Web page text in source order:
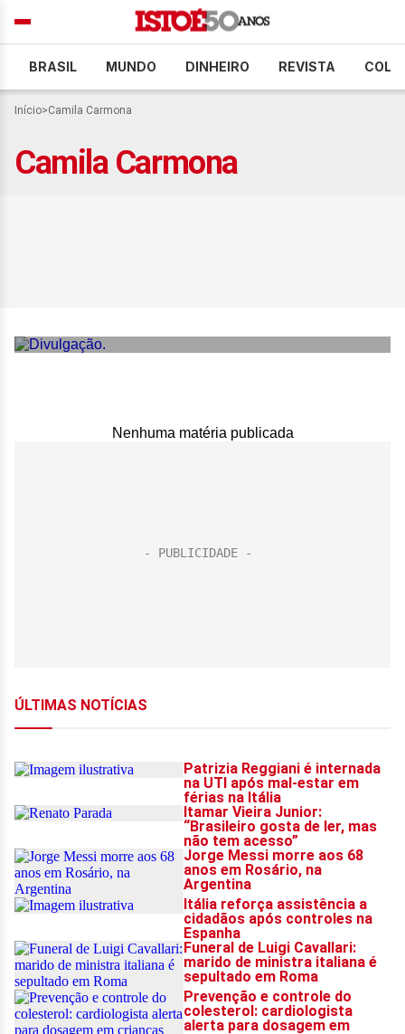
BRASIL MUNDO DINHEIRO REVISTA
Início>Camila Carmona
Camila Carmona
Nenhuma matéria publicada